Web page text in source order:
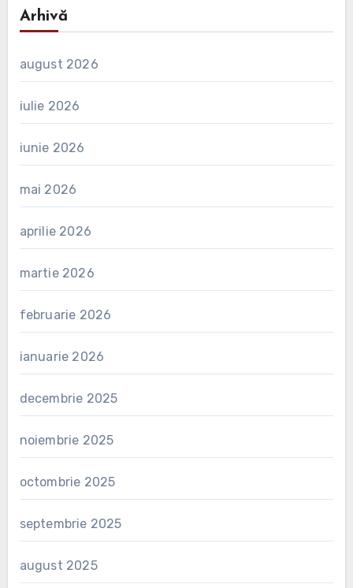
Arhivă
august 2026
iulie 2026
iunie 2026
mai 2026
aprilie 2026
martie 2026
februarie 2026
ianuarie 2026
decembrie 2025
noiembrie 2025
octombrie 2025
septembrie 2025
august 2025